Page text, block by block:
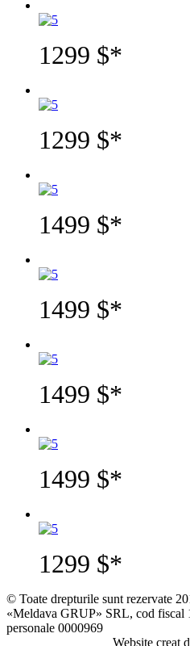
1299 $*
1299 $*
1499 $*
1499 $*
1499 $*
1499 $*
1299 $*
© Toate drepturile sunt rezervate
«Meldava GRUP» SRL, cod fiscal
personale 0000969
Website creat